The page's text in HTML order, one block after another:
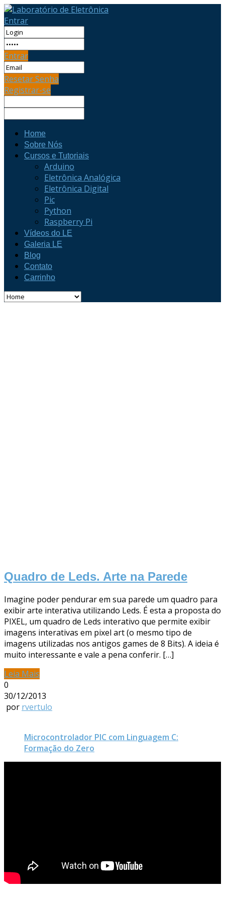
Entrar
Entrar
Resetar Senha
Registrar-se
Home
Sobre Nós
Cursos e Tutoriais
Arduino
Eletrônica Analógica
Eletrônica Digital
Pic
Python
Raspberry Pi
Vídeos do LE
Galeria LE
Blog
Contato
Carrinho
Quadro de Leds. Arte na Parede
Imagine poder pendurar em sua parede um quadro para
exibir arte interativa utilizando Leds. É esta a proposta do
PIXEL, um quadro de Leds interativo que permite exibir
imagens interativas em pixel art (o mesmo tipo de
imagens utilizadas nos antigos games de 8 Bits). A ideia é
muito interessante e vale a pena conferir. […]
Leia Mais
0
30/12/2013
por rvertulo
Microcontrolador PIC com Linguagem C:
Formação do Zero